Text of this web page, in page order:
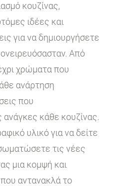
κουζίνας,
ιδέες και
για να δημιουργήσετε
Από
χρώματα που
ανάρτηση
που
ανάγκες κάθε κουζίνας.
υλικό για να δείτε
τις νέες
μια κομψή και
που αντανακλά το